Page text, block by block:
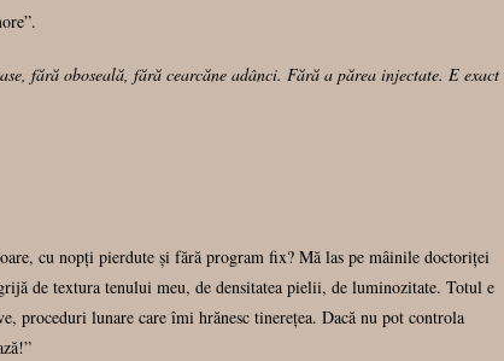
fără oboseală, fără cearcăne adânci. Fără a părea injectate. E exact
cu nopți pierdute și fără program fix? Mă las pe mâinile doctoriței
de textura tenului meu, de densitatea pielii, de luminozitate. Totul e
proceduri lunare care îmi hrănesc tinerețea. Dacă nu pot controla